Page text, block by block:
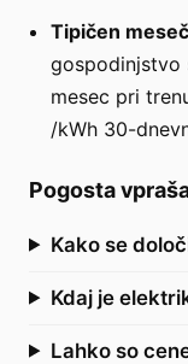
Tipičen
gospodinjstvo
mesec pri
/kWh 30-
Pogosta
Kako se
Kdaj je
Lahko so